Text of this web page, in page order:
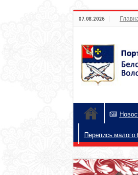
07.08.2026
Перепись малого